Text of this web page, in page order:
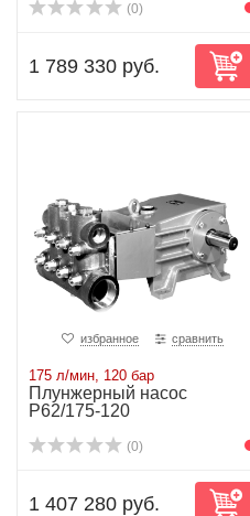
(0)
1 789 330 руб.
избранное сравнить
175 л/мин, 120 бар
Плунжерный насос
P62/175-120
(0)
1 407 280 руб.